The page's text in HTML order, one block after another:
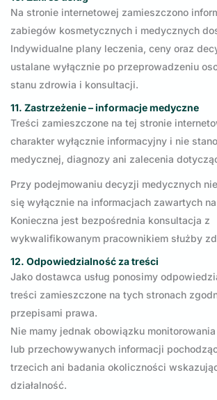
Na stronie internetowej zamieszczono
zabiegów kosmetycznych i medycznych
Indywidualne plany leczenia, ceny oraz
ustalane wyłącznie po przeprowadzeniu
stanu zdrowia i konsultacji.
11. Zastrzeżenie – informacje medyczne
Treści zamieszczone na tej stronie
charakter wyłącznie informacyjny i nie
medycznej, diagnozy ani zalecenia
Przy podejmowaniu decyzji medycznych
się wyłącznie na informacjach zawartych
Konieczna jest bezpośrednia konsultacja z
wykwalifikowanym pracownikiem służby
12. Odpowiedzialność za treści
Jako dostawca usług ponosimy
treści zamieszczone na tych stronach
przepisami prawa.
Nie mamy jednak obowiązku
lub przechowywanych informacji
trzecich ani badania okoliczności
działalność.